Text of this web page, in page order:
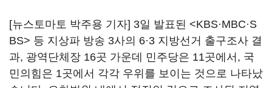
[뉴스토마토 박주용 기자] 3일 발표된 <KBS·MBC·S
BS> 등 지상파 방송 3사의 6·3 지방선거 출구조사 결
과, 광역단체장 16곳 가운데 민주당은 11곳에서, 국
민의힘은 1곳에서 각각 우위를 보이는 것으로 나타났